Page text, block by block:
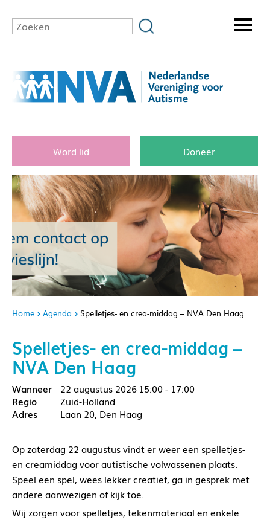
Word lid Doneer
Home Agenda Spelletjes- en crea-middag – NVA Den Haag
Spelletjes- en crea-middag –
NVA Den Haag
22 augustus 2026 15:00 - 17:00
Zuid-Holland
Laan 20, Den Haag
Op zaterdag 22 augustus vindt er weer een spelletjes-
en creamiddag voor autistische volwassenen plaats.
Speel een spel, wees lekker creatief, ga in gesprek met
andere aanwezigen of kijk toe.
Wij zorgen voor spelletjes, tekenmateriaal en enkele